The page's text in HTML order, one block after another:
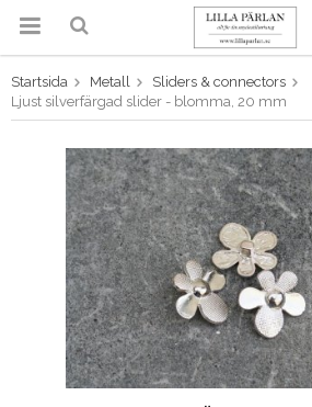
Produkten har blivit
varukorgen
Startsida Metall
Sliders & connectors
Ljust silverfärgad slider - blomma, 20 mm